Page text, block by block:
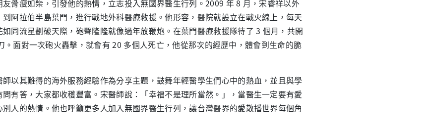
友骨瘦如柴，引發他的熱情，立志投入無國界醫生行列。2009 年 8 月，宋睿祥以外
阿拉伯半島葉門，進行戰地外科醫療救援。他形容，醫院就設立在戰火線上，每天
同流星劃破天際，砲聲隆隆就像過年放鞭炮。在葉門醫療救援隊待了 3 個月，共開
。面對一次砲火轟擊，就會有 20 多個人死亡，他從那次的經歷中，體會到生命的脆
其難得的海外服務經驗作為分享主題，鼓舞年輕醫學生們心中的熱血，並且與學
問有答，大家都收穫豐富。宋醫師說：「幸福不是理所當然。」，當醫生一定要有愛
別人的熱情。他也呼籲更多人加入無國界醫生行列，讓台灣醫界的愛散播世界每個角